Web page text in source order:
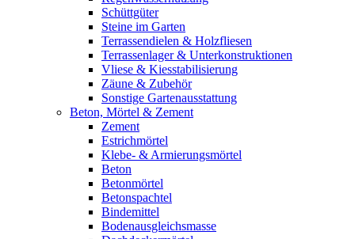
Schüttgüter
Steine im Garten
Terrassendielen & Holzfliesen
Terrassenlager & Unterkonstruktionen
Vliese & Kiesstabilisierung
Zäune & Zubehör
Sonstige Gartenausstattung
Beton, Mörtel & Zement
Zement
Estrichmörtel
Klebe- & Armierungsmörtel
Beton
Betonmörtel
Betonspachtel
Bindemittel
Bodenausgleichsmasse